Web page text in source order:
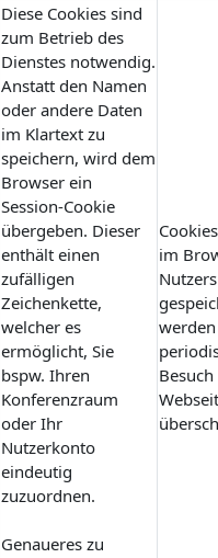
Diese Cookies sind
zum Betrieb des
Dienstes notwendig.
Anstatt den Namen
oder andere Daten
im Klartext zu
speichern, wird dem
Browser ein
Session-Cookie
übergeben. Dieser
enthält einen
zufälligen
Zeichenkette,
welcher es
ermöglicht, Sie
bspw. Ihren
Konferenzraum
oder Ihr
Nutzerkonto
eindeutig
zuzuordnen.
Genaueres zu
im
Nutzers
werden